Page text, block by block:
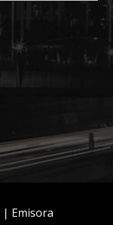
| Emisora